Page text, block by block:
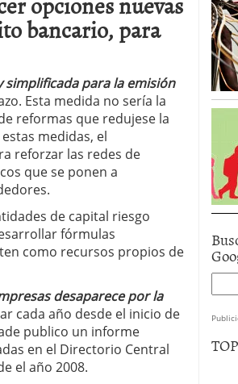
bancario, para
simplificada para la emisión
Esta medida no sería la
reformas que redujese la
medidas, el
reforzar las redes de
que se ponen a
de capital riesgo
fórmulas
como recursos propios de
desaparece por la
cada año desde el inicio de
publico un informe
en el Directorio Central
el año 2008.